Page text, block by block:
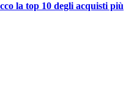
la top 10 degli acquisti più